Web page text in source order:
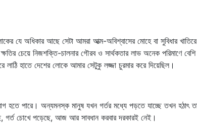
যে অধিকার আছে সেটা আমরা আত্ম-অবিশ্বাসের মোহে বা সুবিধার খাতিরে
চেয়ে নিজশক্তি-চালনার গৌরব ও সার্থকতার লাভ অনেক পরিমাণে
হাতে দেশের লোকে আমার সেটুকু লজ্জা চুরমার করে দিয়েছিল।
হতে পারে। অন্যমনস্ক মানুষ যখন গর্তর মধ্যে পড়তে যাচ্ছে তখন হঠাৎ
চোখে পড়েছে, আজ আর সাবধান করবার দরকারই নেই।